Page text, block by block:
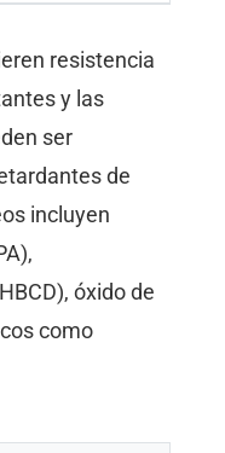
resistencia
y las
ser
de
incluyen
óxido de
como